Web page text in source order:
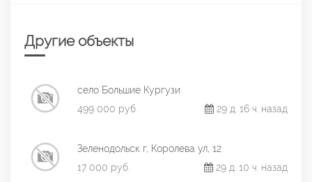
Другие объекты
село Большие Кургузи
499 000 руб.
29 д. 16 ч. назад
Зеленодольск г, Королева ул, 12
17 000 руб.
29 д. 10 ч. назад